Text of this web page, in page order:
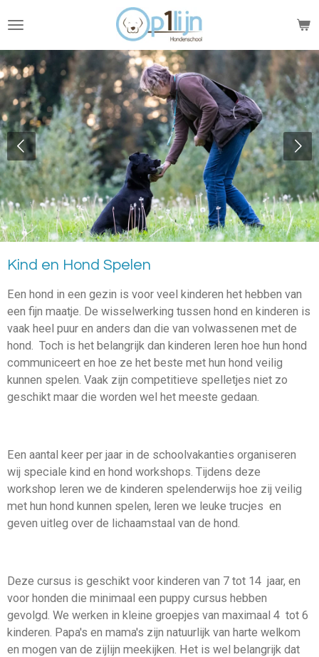
direct
naar
de
hoofdinhoud
Kind en Hond Spelen
Een hond in een gezin is voor veel kinderen het hebben van
een fijn maatje. De wisselwerking tussen hond en kinderen is
vaak heel puur en anders dan die van volwassenen met de
hond. Toch is het belangrijk dan kinderen leren hoe hun hond
communiceert en hoe ze het beste met hun hond veilig
kunnen spelen. Vaak zijn competitieve spelletjes niet zo
geschikt maar die worden wel het meeste gedaan.
Een aantal keer per jaar in de schoolvakanties organiseren
wij speciale kind en hond workshops. Tijdens deze
workshop leren we de kinderen spelenderwijs hoe zij veilig
met hun hond kunnen spelen, leren we leuke trucjes en
geven uitleg over de lichaamstaal van de hond.
Deze cursus is geschikt voor kinderen van 7 tot 14 jaar, en
voor honden die minimaal een puppy cursus hebben
gevolgd. We werken in kleine groepjes van maximaal 4 tot 6
kinderen. Papa's en mama's zijn natuurlijk van harte welkom
en mogen van de zijlijn meekijken. Het is wel belangrijk dat